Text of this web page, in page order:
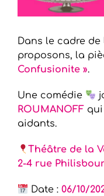
Dans le cadre de
proposons, la
Confusionite ».
Une comédie
ROUMANOFF
aidants.
Théâtre de la
2-4 rue
Date :06/10/